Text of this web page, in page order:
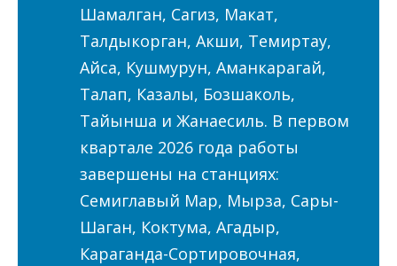
Шамалган, Сагиз, Макат,
Талдыкорган, Акши, Темиртау,
Айса, Кушмурун, Аманкарагай,
Талап, Казалы, Бозшаколь,
Тайынша и Жанаесиль. В первом
квартале 2026 года работы
завершены на станциях:
Семиглавый Мар, Мырза, Сары-
Шаган, Коктума, Агадыр,
Караганда-Сортировочная,